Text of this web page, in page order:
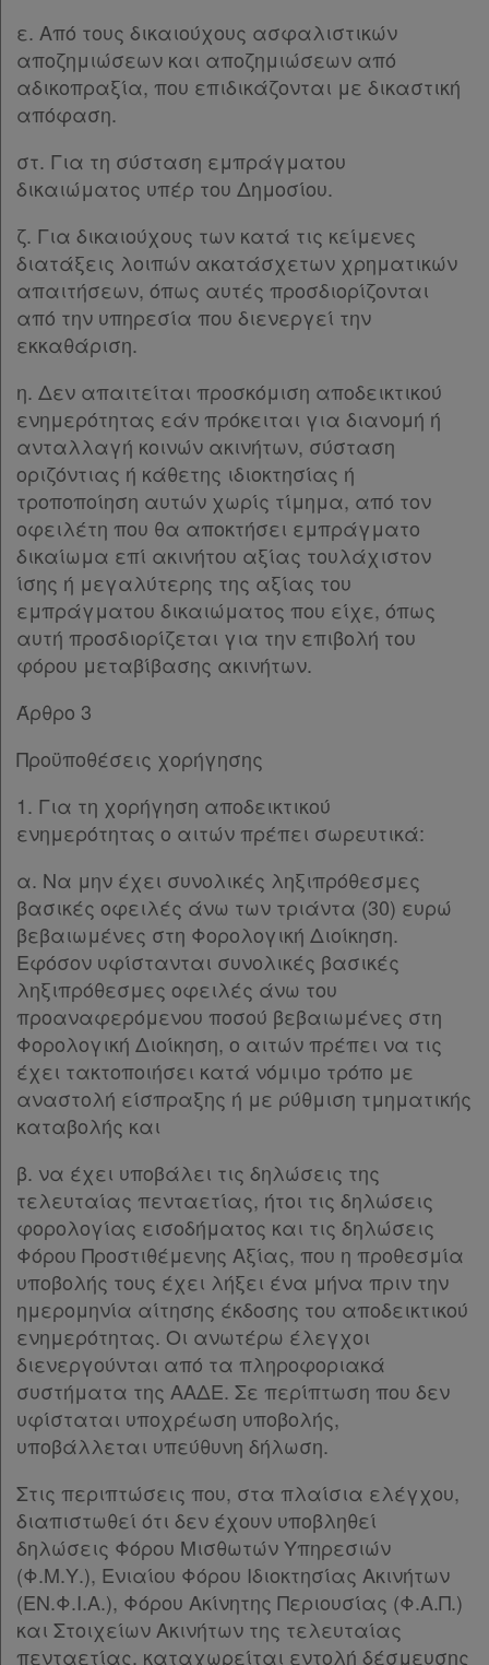
ε. Από τους δικαιούχους ασφαλιστικών
αποζημιώσεων και αποζημιώσεων από
αδικοπραξία, που επιδικάζονται με δικαστική
απόφαση.
στ. Για τη σύσταση εμπράγματου
δικαιώματος υπέρ του Δημοσίου.
ζ. Για δικαιούχους των κατά τις κείμενες
διατάξεις λοιπών ακατάσχετων χρηματικών
απαιτήσεων, όπως αυτές προσδιορίζονται
από την υπηρεσία που διενεργεί την
εκκαθάριση.
η. Δεν απαιτείται προσκόμιση αποδεικτικού
ενημερότητας εάν πρόκειται για διανομή ή
ανταλλαγή κοινών ακινήτων, σύσταση
οριζόντιας ή κάθετης ιδιοκτησίας ή
τροποποίηση αυτών χωρίς τίμημα, από τον
οφειλέτη που θα αποκτήσει εμπράγματο
δικαίωμα επί ακινήτου αξίας τουλάχιστον
ίσης ή μεγαλύτερης της αξίας του
εμπράγματου δικαιώματος που είχε, όπως
αυτή προσδιορίζεται για την επιβολή του
φόρου μεταβίβασης ακινήτων.
Άρθρο 3
Προϋποθέσεις χορήγησης
1. Για τη χορήγηση αποδεικτικού
ενημερότητας ο αιτών πρέπει σωρευτικά:
α. Να μην έχει συνολικές ληξιπρόθεσμες
βασικές οφειλές άνω των τριάντα (30) ευρώ
βεβαιωμένες στη Φορολογική Διοίκηση.
Εφόσον υφίστανται συνολικές βασικές
ληξιπρόθεσμες οφειλές άνω του
προαναφερόμενου ποσού βεβαιωμένες στη
Φορολογική Διοίκηση, ο αιτών πρέπει να τις
έχει τακτοποιήσει κατά νόμιμο τρόπο με
αναστολή είσπραξης ή με ρύθμιση τμηματικής
καταβολής και
β. να έχει υποβάλει τις δηλώσεις της
τελευταίας πενταετίας, ήτοι τις δηλώσεις
φορολογίας εισοδήματος και τις δηλώσεις
Φόρου Προστιθέμενης Αξίας, που η προθεσμία
υποβολής τους έχει λήξει ένα μήνα πριν την
ημερομηνία αίτησης έκδοσης του αποδεικτικού
ενημερότητας. Οι ανωτέρω έλεγχοι
διενεργούνται από τα πληροφοριακά
συστήματα της ΑΑΔΕ. Σε περίπτωση που δεν
υφίσταται υποχρέωση υποβολής,
υποβάλλεται υπεύθυνη δήλωση.
Στις περιπτώσεις που, στα πλαίσια ελέγχου,
διαπιστωθεί ότι δεν έχουν υποβληθεί
δηλώσεις Φόρου Μισθωτών Υπηρεσιών
(Φ.Μ.Υ.), Ενιαίου Φόρου Ιδιοκτησίας Ακινήτων
(ΕΝ.Φ.Ι.Α.), Φόρου Ακίνητης Περιουσίας (Φ.Α.Π.)
και Στοιχείων Ακινήτων της τελευταίας
πενταετίας, καταχωρείται εντολή δέσμευσης